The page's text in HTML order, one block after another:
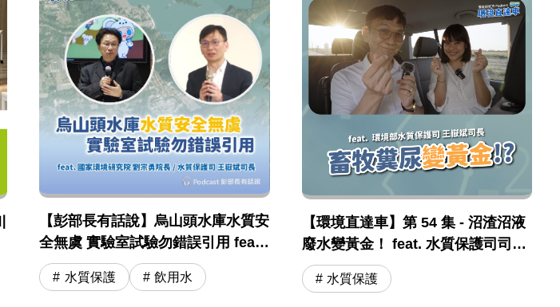
【彭部長有話說】烏山頭水庫水質安
全無虞 實驗室試驗勿錯誤引用 feat .
國環院 劉宗勇院長 / 水保司 王嶽斌
司長
水質保護 飲用水
【環境直達車】第 54 集 - 沼渣沼液
廢水變黃金！ feat. 水質保護司司長
王嶽斌 司長
水質保護